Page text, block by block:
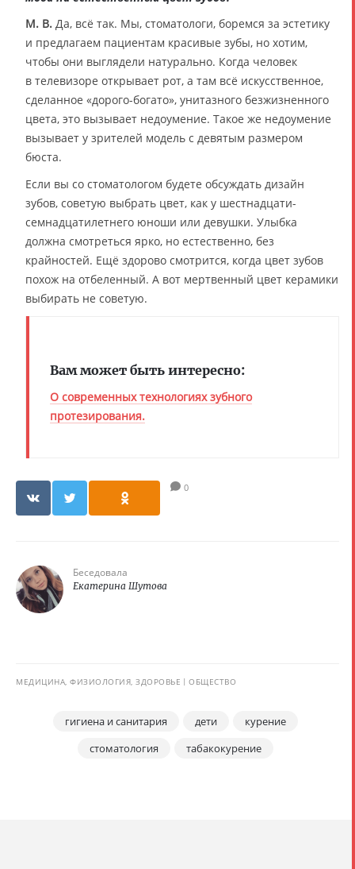
М. В. Да, всё так. Мы, стоматологи, боремся за эстетику
и предлагаем пациентам красивые зубы, но хотим,
чтобы они выглядели натурально. Когда человек
в телевизоре открывает рот, а там всё искусственное,
сделанное «дорого-богато», унитазного безжизненного
цвета, это вызывает недоумение. Такое же недоумение
вызывает у зрителей модель с девятым размером
бюста.
Если вы со стоматологом будете обсуждать дизайн
зубов, советую выбрать цвет, как у шестнадцати-
семнадцатилетнего юноши или девушки. Улыбка
должна смотреться ярко, но естественно, без
крайностей. Ещё здорово смотрится, когда цвет зубов
похож на отбеленный. А вот мертвенный цвет керамики
выбирать не советую.
Вам может быть интересно:
О современных технологиях зубного
протезирования.
0
Беседовала
Екатерина Шутова
МЕДИЦИНА, ФИЗИОЛОГИЯ, ЗДОРОВЬЕ ОБЩЕСТВО
гигиена и санитария дети
курение
стоматология
табакокурение